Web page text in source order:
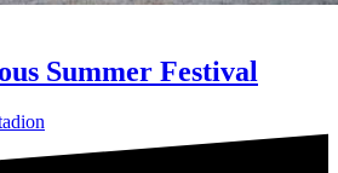
Summer Festival